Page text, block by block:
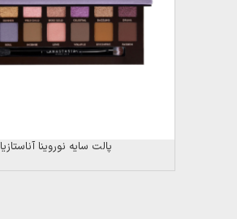
پالت سایه نوروینا آناستازیا